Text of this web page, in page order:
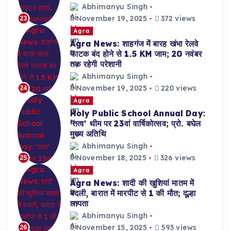
23
Abhimanyu Singh
November 19, 2025
372 views
24
Agra
Agra News: शाहगंज में बारह खंभा रेलवे
फाटक बंद होने से 1.5 KM जाम; 20 नवंबर
तक रहेगी परेशानी
Abhimanyu Singh
November 19, 2025
220 views
25
Agra
Holy Public School Annual Day:
‘तत्व’ थीम पर 23वां वार्षिकोत्सव; प्रो. बघेल
मुख्य अतिथि
Abhimanyu Singh
November 18, 2025
326 views
26
Agra
Agra News: शादी की खुशियां मातम में
बदली, बारात में मारपीट से 1 की मौत; दूल्हा
लापता
Abhimanyu Singh
November 15, 2025
593 views